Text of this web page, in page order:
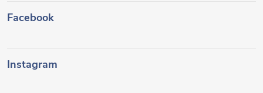
Facebook
Instagram